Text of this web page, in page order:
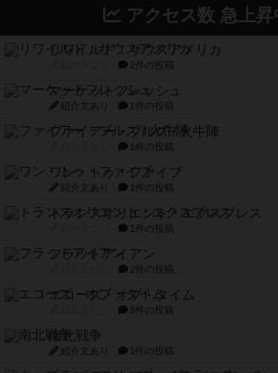
アクセス数 急上昇
リワイルド：サウスアメリカ
2件の投稿
マーケットフレッシュ
紹介文あり 1件の投稿
ファイアー・ブルズ / 火牛陣
1件の投稿
ワン・トゥ・ファイブ
紹介文あり 1件の投稿
トランスオリエント・エクスプレス
1件の投稿
フラットアイアン
2件の投稿
エコーズ・オブ・タイム
8件の投稿
南北戦争
紹介文あり 1件の投稿